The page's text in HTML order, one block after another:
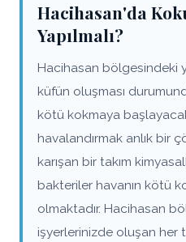
Hacihasan'da
Yapılmalı?
Hacihasan bölgesindeki
küfün oluşması
kötü kokmaya
havalandırmak anlık bir
karışan bir takım
bakteriler havanın kötü
olmaktadır. Hacihasan
işyerlerinizde oluşan her